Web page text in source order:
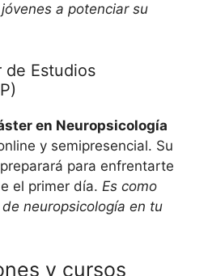
a potenciar su
de Estudios
en Neuropsicología
y semipresencial. Su
para enfrentarte
el primer día. Es como
neuropsicología en tu
y cursos